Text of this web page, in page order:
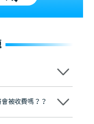
院匯聚來自香港、內地的
種植系統全球放心植牙中
到粵港澳大灣區及周邊城
被收費嗎？？
取任何費用。